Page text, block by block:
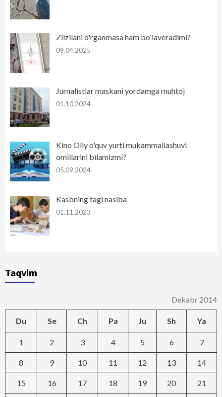
Zilzilani o'rganmasa ham bo'laveradimi?
09.04.2025
Jurnalistlar maskani yordamga muhtoj
01.10.2024
Kino Oliy o'quv yurti mukammallashuvi
omillarini bilamizmi?
05.09.2024
Kasbning tagi nasiba
01.11.2023
Taqvim
Dekabr 2014
Du Se Ch Pa Ju Sh Ya
1 2 3 4 5 6 7
8 9 10 11 12 13 14
15 16 17 18 19 20 21